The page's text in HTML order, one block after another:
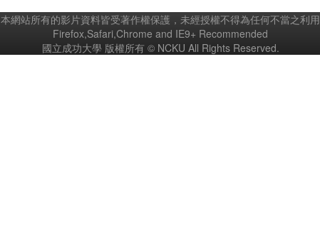
本網站所有的影片資料皆受著作權保護，未經授權不得為任何不當之利用
Firefox,Safari,Chrome and IE9+ Recommended
國立成功大學 版權所有 © NCKU All Rights Reserved.